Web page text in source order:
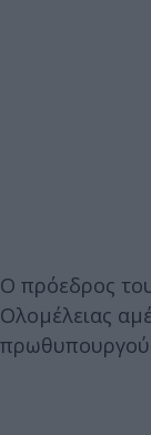
O πρόεδρος
Ολομέλειας